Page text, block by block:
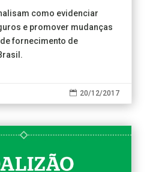
como evidenciar
e promover mudanças
fornecimento de
 20/12/2017